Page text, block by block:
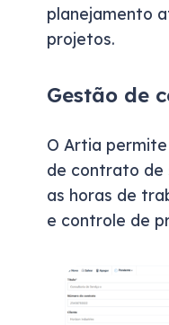
planejamento
projetos.
Gestão de
O Artia
de contrato de
as horas de
e controle de